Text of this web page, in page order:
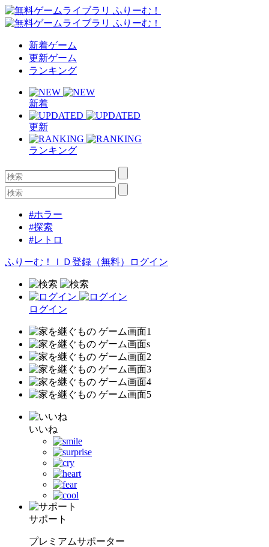
新着ゲーム
更新ゲーム
ランキング
新着
更新
ランキング
#ホラー
#探索
#レトロ
ふりーむ！ＩＤ登録（無料） ログイン
ログイン
いいね
サポート
プレミアムサポーター